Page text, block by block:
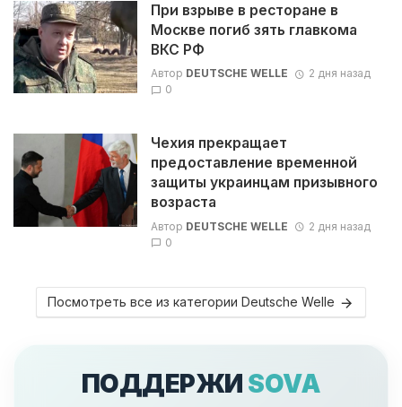
При взрыве в ресторане в
Москве погиб зять главкома
ВКС РФ
Автор DEUTSCHE WELLE
2 дня назад
0
Чехия прекращает
предоставление временной
защиты украинцам призывного
возраста
Автор DEUTSCHE WELLE
2 дня назад
0
Посмотреть все из категории Deutsche Welle
ПОДДЕРЖИ SOVA